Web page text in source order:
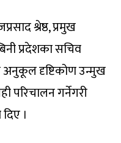
श्रेष्ठ, प्रमुख
प्रदेशका सचिव
दृष्टिकोण उन्मुख
परिचालन गर्नेगरी
।